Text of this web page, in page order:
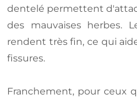
dentelé permettent
des mauvaises herbes.
rendent très fin, ce qui
fissures.
Franchement, pour ceux